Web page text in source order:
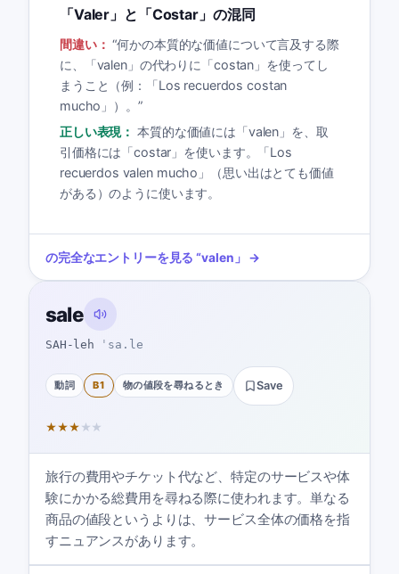
「Valer」と「Costar」の混同
間違い： “何かの本質的な価値について言及する際
に、「valen」の代わりに「costan」を使ってし
まうこと（例：「Los recuerdos costan
mucho」）。 ”
正しい表現： 本質的な価値には「valen」を、取
引価格には「costar」を使います。「Los
recuerdos valen mucho」（思い出はとても価値
がある）のように使います。
の完全なエントリーを見る “valen 」 →
sale
SAH-leh ˈsa.le
動詞 B1 物の値段を尋ねるとき Save
★★★ ★ ★
旅行の費用やチケット代など、特定のサービスや体
験にかかる総費用を尋ねる際に使われます。単なる
商品の値段というよりは、サービス全体の価格を指
すニュアンスがあります。